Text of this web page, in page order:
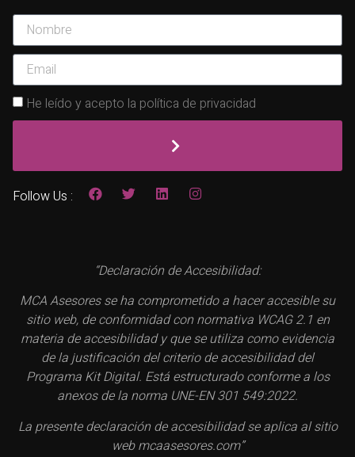
He leído y acepto la política de privacidad
Follow Us :
“Declaración de Accesibilidad:
MCA Asesores se ha comprometido a hacer accesible su
sitio web, de conformidad con normativa WCAG 2.1 en
materia de accesibilidad y que se utiliza como evidencia
de la justificación del criterio de accesibilidad del
Programa Kit Digital. Está estructurado conforme a los
anexos de la norma UNE-EN 301 549:2022.
La presente declaración de accesibilidad se aplica al sitio
web mcaasesores.com”